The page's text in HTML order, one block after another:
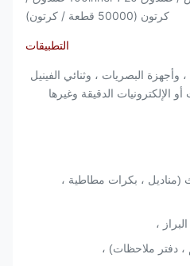
كرتون (50000 قطعة / كرتون)
التطبيقات
وأجهزة البصريات ، وثنائي الفينيل
الإلكترونيات الدقيقة وغيرها
، بكرات مطاطية ،
،
دفتر ملاحظات) ،